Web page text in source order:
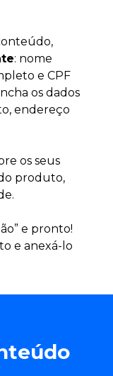
: nome
e CPF
os dados
endereço
os seus
produto,
e pronto!
e anexá-lo